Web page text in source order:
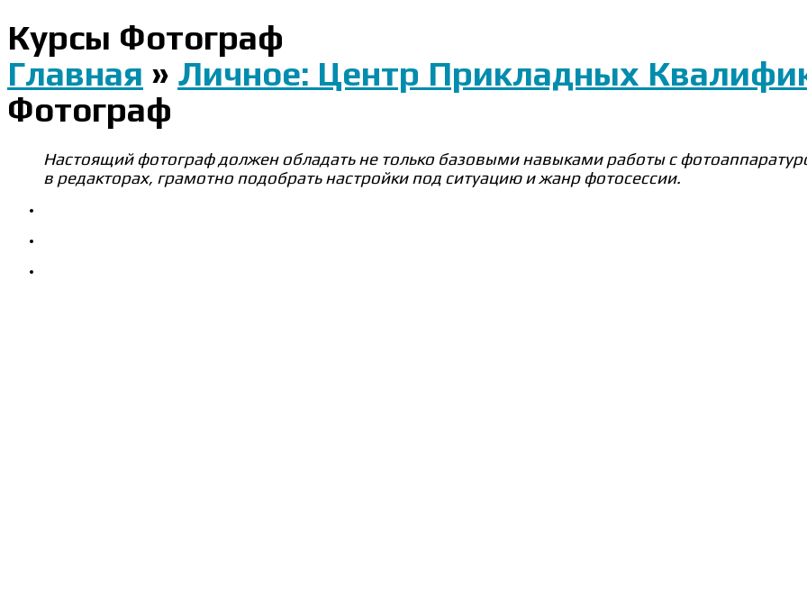
Курсы Фотограф
Главная » Личное: Центр Прикладных
Фотограф
Настоящий фотограф должен обладать не только базовыми навыками работы с
в редакторах, грамотно подобрать настройки под ситуацию и жанр фотосессии.